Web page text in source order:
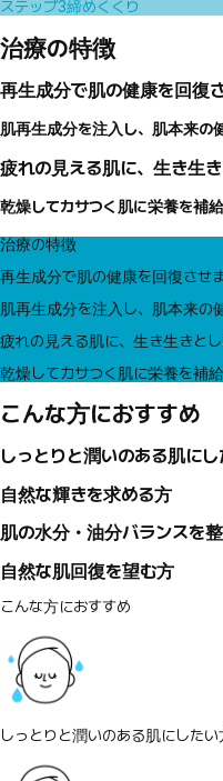
ステップ3締めくくり
治療の特徴
再生成分で肌の健康を回復さ
肌再生成分を注入し、肌本来の
疲れの見える肌に、生き生
乾燥してカサつく肌に栄養を補
治療の特徴
再生成分で肌の健康を回復させま
肌再生成分を注入し、肌本来の
疲れの見える肌に、生き生きとし
乾燥してカサつく肌に栄養を補
こんな方におすすめ
しっとりと潤いのある肌に
自然な輝きを求める方
肌の水分・油分バランスを
自然な肌回復を望む方
こんな方におすすめ
しっとりと潤いのある肌にしたい